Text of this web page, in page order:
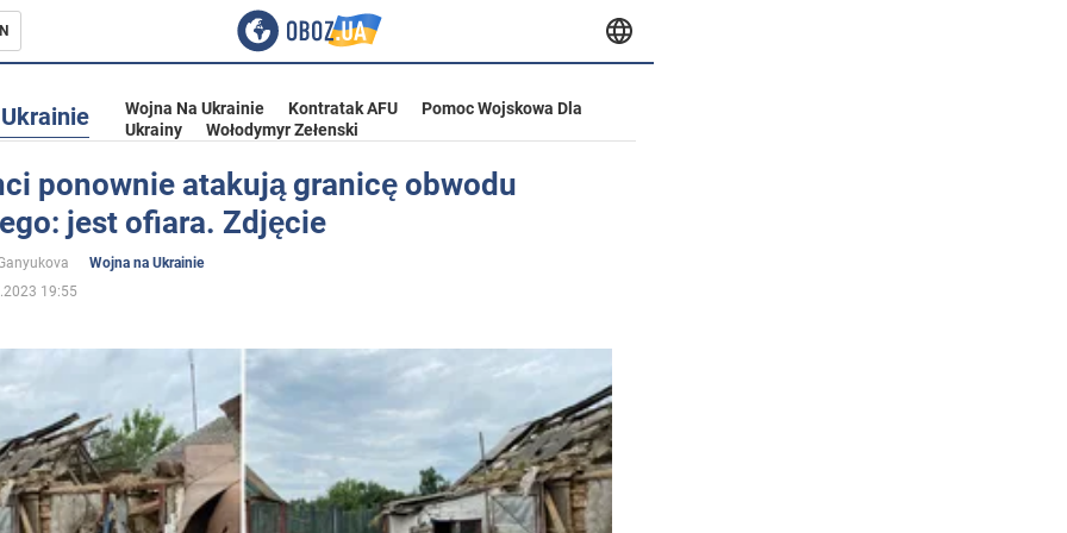
Ukrainie
Wojna Na Ukrainie Kontratak AFU
Pomoc Wojskowa Dla
Ukrainy
Wołodymyr Zełenski
ponownie atakują granicę obwodu
jest ofiara. Zdjęcie
Wojna na Ukrainie
19:55